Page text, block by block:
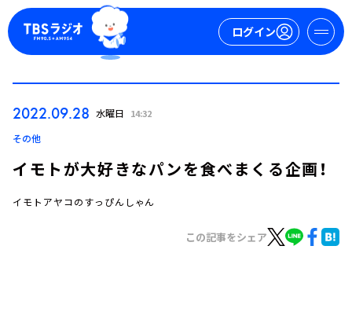
ログイン
2022.09.28 水曜日 14:32
その他
イモトが大好きなパンを食べまくる企画！
イモトアヤコのすっぴんしゃん
この記事をシェア